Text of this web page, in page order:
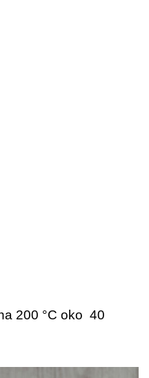
200 °C oko 40